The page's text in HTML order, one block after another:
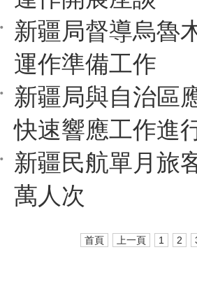
新疆局督導烏魯
運作準備工作
新疆局與自治區
快速響應工作進
新疆民航單月旅
萬人次
首頁 上一頁 1 2